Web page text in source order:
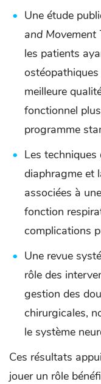
Une étude
and Movement
les patients
meilleure
fonctionnel
programme
Les
diaphragme et
associées à
fonction
complications
Une revue
rôle des
gestion des
chirurgicales,
le système
Ces résultats
jouer un rôle